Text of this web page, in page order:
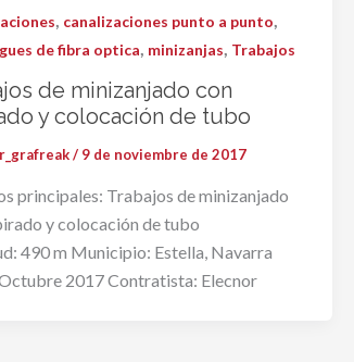
, canalizaciones punto a punto,
de fibra optica, minizanjas, Trabajos
de minizanjado con
y colocación de tubo
/ 9 de noviembre de 2017
principales: Trabajos de minizanjado
y colocación de tubo
490 m Municipio: Estella, Navarra
2017 Contratista: Elecnor